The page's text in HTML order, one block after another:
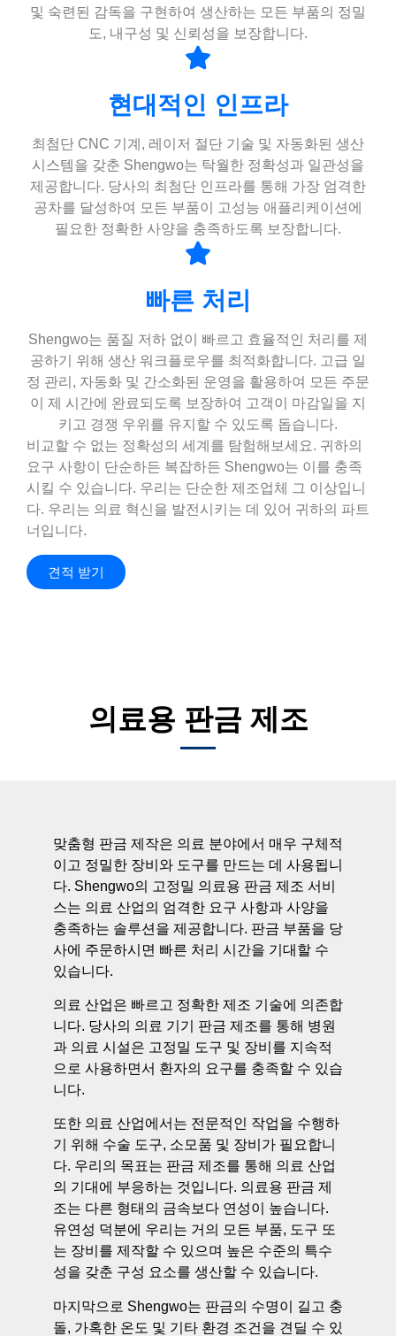
및 숙련된 감독을 구현하여 생산하는 모든 부품의 정밀
도, 내구성 및 신뢰성을 보장합니다.
현대적인 인프라
최첨단 CNC 기계, 레이저 절단 기술 및 자동화된 생산
시스템을 갖춘 Shengwo는 탁월한 정확성과 일관성을
제공합니다. 당사의 최첨단 인프라를 통해 가장 엄격한
공차를 달성하여 모든 부품이 고성능 애플리케이션에
필요한 정확한 사양을 충족하도록 보장합니다.
빠른 처리
Shengwo는 품질 저하 없이 빠르고 효율적인 처리를 제
공하기 위해 생산 워크플로우를 최적화합니다. 고급 일
정 관리, 자동화 및 간소화된 운영을 활용하여 모든 주문
이 제 시간에 완료되도록 보장하여 고객이 마감일을 지
키고 경쟁 우위를 유지할 수 있도록 돕습니다.
비교할 수 없는 정확성의 세계를 탐험해보세요. 귀하의
요구 사항이 단순하든 복잡하든 Shengwo는 이를 충족
시킬 수 있습니다. 우리는 단순한 제조업체 그 이상입니
다. 우리는 의료 혁신을 발전시키는 데 있어 귀하의 파트
너입니다.
견적 받기
의료용 판금 제조​
맞춤형 판금 제작은 의료 분야에서 매우 구체적
이고 정밀한 장비와 도구를 만드는 데 사용됩니
다. Shengwo의 고정밀 의료용 판금 제조 서비
스는 의료 산업의 엄격한 요구 사항과 사양을
충족하는 솔루션을 제공합니다. 판금 부품을 당
사에 주문하시면 빠른 처리 시간을 기대할 수
있습니다.
의료 산업은 빠르고 정확한 제조 기술에 의존합
니다. 당사의 의료 기기 판금 제조를 통해 병원
과 의료 시설은 고정밀 도구 및 장비를 지속적
으로 사용하면서 환자의 요구를 충족할 수 있습
니다.
또한 의료 산업에서는 전문적인 작업을 수행하
기 위해 수술 도구, 소모품 및 장비가 필요합니
다. 우리의 목표는 판금 제조를 통해 의료 산업
의 기대에 부응하는 것입니다. 의료용 판금 제
조는 다른 형태의 금속보다 연성이 높습니다.
유연성 덕분에 우리는 거의 모든 부품, 도구 또
는 장비를 제작할 수 있으며 높은 수준의 특수
성을 갖춘 구성 요소를 생산할 수 있습니다.
마지막으로 Shengwo는 판금의 수명이 길고 충
돌, 가혹한 온도 및 기타 환경 조건을 견딜 수 있